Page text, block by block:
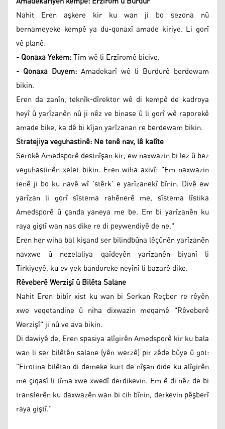
Nahit Eren aşkere kir ku wan ji bo sezona nû
bernameyeke kempê ya du-qonaxî amade kiriye. Li gorî
vê planê:
- Qonaxa Yekem:Tîm wê li Erzîromê bicive.
- Qonaxa Duyem: Amadekarî wê li Burdurê berdewam
bikin.
Eren da zanîn, teknîk-dîrektor wê di kempê de kadroya
heyî û yarîzanên nû ji nêz ve binase û li gorî wê raporekê
amade bike, ka dê bi kîjan yarîzanan re berdewam bikin.
Stratejiya veguhastinê: Ne tenê nav, lê kalîte
Serokê Amedsporê destnîşan kir, ew naxwazin bi lez û bez
veguhastinên xelet bikin. Eren wiha axivî: "Em naxwazin
tenê ji bo ku navê wî 'stêrk' e yarîzanekî bînin. Divê ew
yarîzan li gorî sîstema rahênerê me, sîstema lîstika
Amedsporê û çanda yaneya me be. Em bi yarîzanên ku
raya giştî wan nas dike re di peywendiyê de ne."
Eren her wiha bal kişand ser bilindbûna lêçûnên yarîzanên
navxwe û nezelaliya qaîdeyên yarîzanên biyanî li
Tirkiyeyê, ku ev yek bandoreke neyînî li bazarê dike.
Rêveberê Werzişî û Bilêta Salane
Nahit Eren bibîr xist ku wan bi Serkan Reçber re rêyên
xwe veqetandine û niha dixwazin meqamê "Rêveberê
Werzişî" ji nû ve ava bikin.
Di dawiyê de, Eren spasiya alîgirên Amedsporê kir ku bala
wan li ser bilêtên salane (yên werzê) pir zêde bûye û got:
"Firotina bilêtan di demeke kurt de nîşan dide ku alîgirên
me çiqasî li tîma xwe xwedî derdikevin. Em ê di nêz de bi
transferên ku daxwazên wan bi cih bînin, derkevin pêşberî
raya giştî."